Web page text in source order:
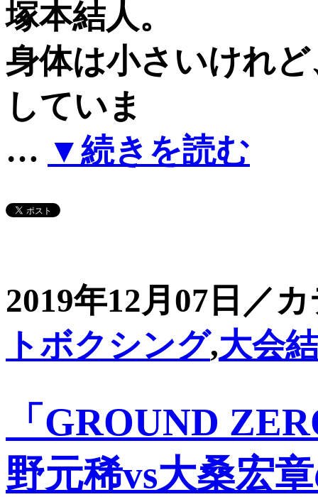
塚本結人。
身体は小さいけれ
していま
… ▼続きを読む
2019年12月07日／
トボクシング,大会
「GROUND
野元稀vs大桑宏